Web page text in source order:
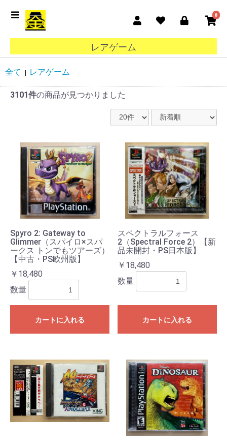
0
レアゲーム
全て レアゲーム
3101件の商品が見つかりました
Spyro 2: Gateway to
Glimmer（スパイロ×スパ
ークス トンでもツアーズ）
【中古・PS欧州版】
￥18,480
数量
カートに入れる
スペクトラルフォース
2（Spectral Force 2）【新
品未開封・PS日本版】
￥18,480
数量
カートに入れる